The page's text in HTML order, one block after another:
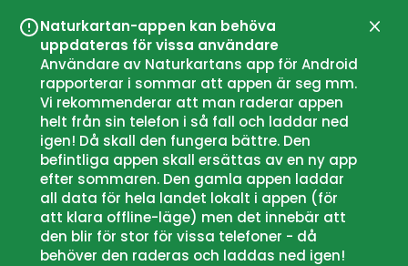
Naturkartan-appen kan behöva
uppdateras för vissa användare
Användare av Naturkartans app för Android
rapporterar i sommar att appen är seg mm.
Vi rekommenderar att man raderar appen
helt från sin telefon i så fall och laddar ned
igen! Då skall den fungera bättre. Den
befintliga appen skall ersättas av en ny app
efter sommaren. Den gamla appen laddar
all data för hela landet lokalt i appen (för
att klara offline-läge) men det innebär att
den blir för stor för vissa telefoner - då
behöver den raderas och laddas ned igen!